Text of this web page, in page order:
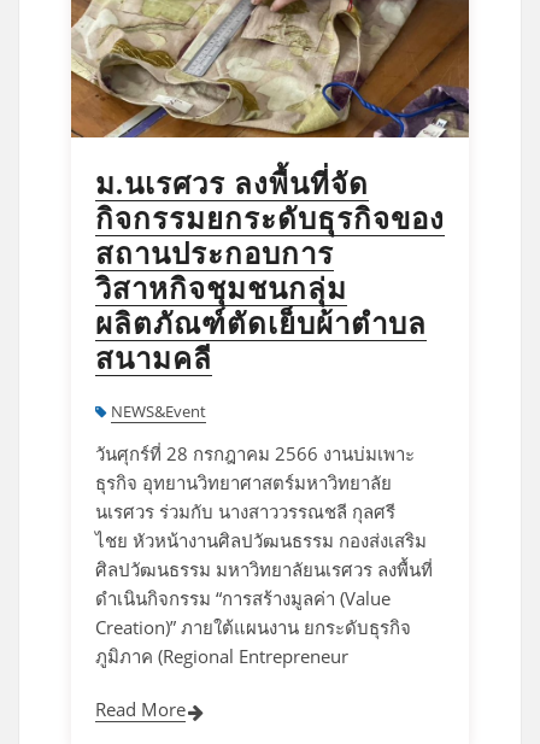
ม.นเรศวร ลงพื้นที่จัด
กิจกรรมยกระดับธุรกิจของ
สถานประกอบการ
วิสาหกิจชุมชนกลุ่ม
ผลิตภัณฑ์ตัดเย็บผ้าตําบล
สนามคลี
NEWS&Event
วันศุกร์ที่ 28 กรกฎาคม 2566 งานบ่มเพาะ
ธุรกิจ อุทยานวิทยาศาสตร์มหาวิทยาลัย
นเรศวร ร่วมกับ นางสาววรรณชลี กุลศรี
ไชย หัวหน้างานศิลปวัฒนธรรม กองส่งเสริม
ศิลปวัฒนธรรม มหาวิทยาลัยนเรศวร ลงพื้นที่
ดำเนินกิจกรรม “การสร้างมูลค่า (Value
Creation)” ภายใต้แผนงาน ยกระดับธุรกิจ
ภูมิภาค (Regional Entrepreneur
Read More